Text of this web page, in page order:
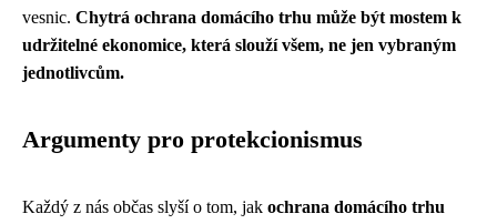
vesnic. Chytrá ochrana domácího trhu může být mostem k
udržitelné ekonomice, která slouží všem, ne jen vybraným
jednotlivcům.
Argumenty pro protekcionismus
Každý z nás občas slyší o tom, jak ochrana domácího trhu